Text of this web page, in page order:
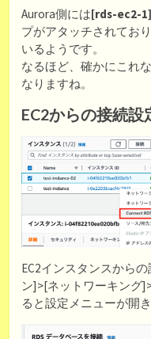
Aurora側には[rds-ec2-1]
プがアタッチされてお
いるようです。
なるほど、確かにこれ
なりますね。
EC2からの接続設
EC2インスタンスから
ン]>[ネットワーキング
ると設定メニューが開き